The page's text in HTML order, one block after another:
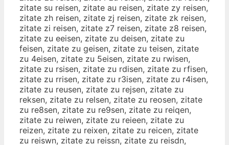
zitate su reisen, zitate au reisen, zitate zy reisen,
zitate zh reisen, zitate zj reisen, zitate zk reisen,
zitate zi reisen, zitate z7 reisen, zitate z8 reisen,
zitate zu eeisen, zitate zu deisen, zitate zu
feisen, zitate zu geisen, zitate zu teisen, zitate
zu 4eisen, zitate zu 5eisen, zitate zu rwisen,
zitate zu rsisen, zitate zu rdisen, zitate zu rfisen,
zitate zu rrisen, zitate zu r3isen, zitate zu r4isen,
zitate zu reusen, zitate zu rejsen, zitate zu
reksen, zitate zu relsen, zitate zu reosen, zitate
zu re8sen, zitate zu re9sen, zitate zu reiqen,
zitate zu reiwen, zitate zu reieen, zitate zu
reizen, zitate zu reixen, zitate zu reicen, zitate
zu reiswn, zitate zu reissn, zitate zu reisdn,